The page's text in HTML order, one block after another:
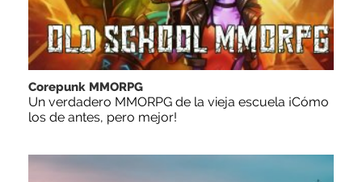
Corepunk MMORPG
Un verdadero MMORPG de la vieja escuela ¡Cómo
los de antes, pero mejor!